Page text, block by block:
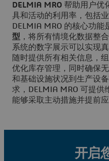
DELMIA MRO 帮助用户优
具和活动的利用率，包括
DELMIA MRO 的核心功能
型 ，将所有情境化数据整
系统的数字展示可以实现
随时提供所有相关信息，
优化库存管理，同时确保
和基础设施状况到生产设
求，DELMIA MRO 可提供
能够采取主动措施并提前应
开启